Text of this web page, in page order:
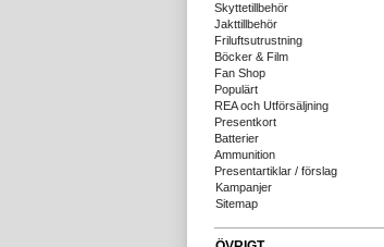
Skyttetillbehör
Jakttillbehör
Friluftsutrustning
Böcker & Film
Fan Shop
Populärt
REA och Utförsäljning
Presentkort
Batterier
Ammunition
Presentartiklar / förslag
Kampanjer
Sitemap